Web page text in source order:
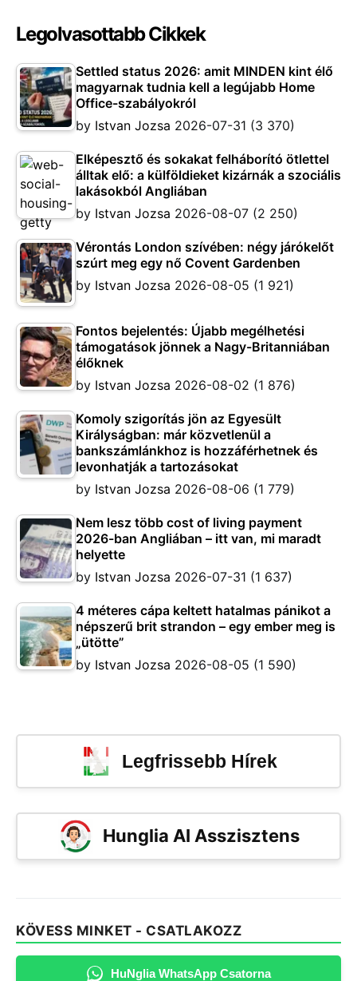
Legolvasottabb Cikkek
Settled status 2026: amit MINDEN kint élő
magyarnak tudnia kell a legújabb Home
Office-szabályokról
by Istvan Jozsa 2026-07-31 (3 370)
Elképesztő és sokakat felháborító ötlettel
álltak elő: a külföldieket kizárnák a szociális
lakásokból Angliában
by Istvan Jozsa 2026-08-07 (2 250)
Vérontás London szívében: négy járókelőt
szúrt meg egy nő Covent Gardenben
by Istvan Jozsa 2026-08-05 (1 921)
Fontos bejelentés: Újabb megélhetési
támogatások jönnek a Nagy-Britanniában
élőknek
by Istvan Jozsa 2026-08-02 (1 876)
Komoly szigorítás jön az Egyesült
Királyságban: már közvetlenül a
bankszámlánkhoz is hozzáférhetnek és
levonhatják a tartozásokat
by Istvan Jozsa 2026-08-06 (1 779)
Nem lesz több cost of living payment
2026-ban Angliában – itt van, mi maradt
helyette
by Istvan Jozsa 2026-07-31 (1 637)
4 méteres cápa keltett hatalmas pánikot a
népszerű brit strandon – egy ember meg is
„ütötte”
by Istvan Jozsa 2026-08-05 (1 590)
Legfrissebb Hírek
Hunglia AI Asszisztens
KÖVESS MINKET - CSATLAKOZZ
HuNglia WhatsApp Csatorna